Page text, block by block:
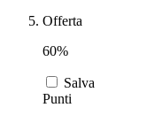
Offerta
60%
Salva
Punti